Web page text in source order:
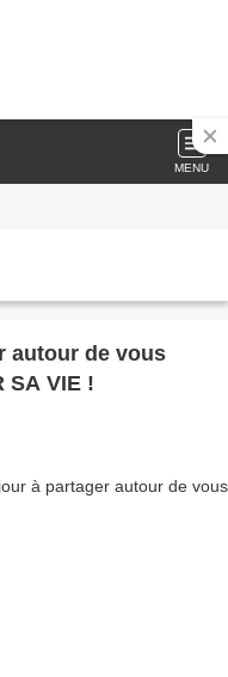
MENU
autour de vous
SA VIE !